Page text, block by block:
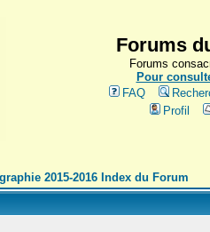
Forums
Forums
Pour
FAQ
Profil
2015-2016 Index du Forum